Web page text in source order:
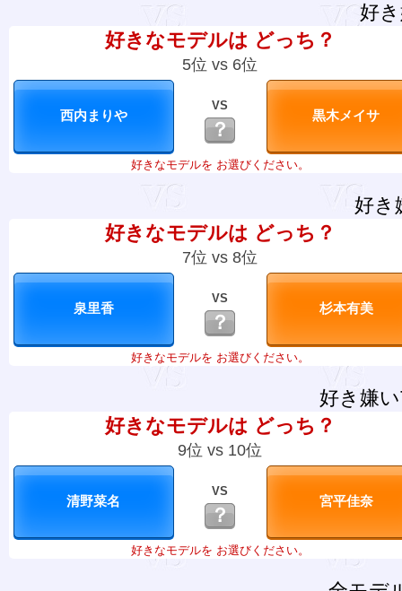
好
好きなモデルは どっち？
5位 vs 6位
VS
？
好きなモデルを お選びください。
好き
好きなモデルは どっち？
7位 vs 8位
VS
？
好きなモデルを お選びください。
好き嫌
好きなモデルは どっち？
9位 vs 10位
VS
？
好きなモデルを お選びください。